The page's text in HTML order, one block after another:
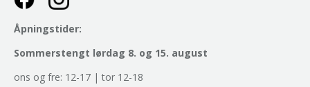
Åpningstider:
Sommerstengt lørdag 8. og 15. august
ons og fre: 12-17 | tor 12-18